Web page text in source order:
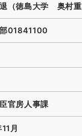
（徳島大学 奥村
01841100
官房人事課
月